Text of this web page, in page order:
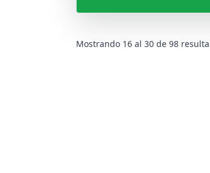
Mostrando 16 al 30 de 98